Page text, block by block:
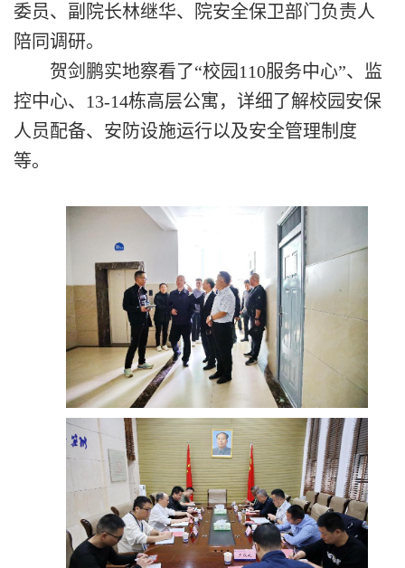
委员、副院长林继华、 院安全保卫部门负责人
陪同调研。
贺剑鹏实地察看了“校园110服务中心”、监
控中心、13-14栋高层公寓，详细了解校园安保
人员配备、安防设施运行以及安全管理制度
等。